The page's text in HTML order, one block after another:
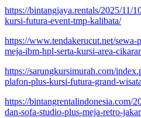
https://bintangjaya.rentals/2025/11/
kursi-futura-event-tmp-kalibata/
https://www.tendakerucut.net/sewa-
meja-ibm-hpl-serta-kursi-area-
https://sarungkursimurah.com/
plafon-plus-kursi-futura-grand-
https://bintangrentalindonesia.com/
dan-sofa-studio-plus-meja-retro-